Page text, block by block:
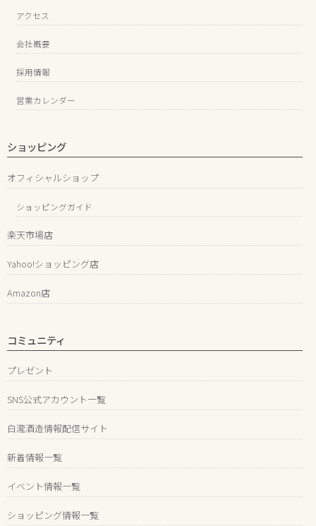
アクセス
会社概要
採用情報
営業カレンダー
ショッピング
オフィシャルショップ
ショッピングガイド
楽天市場店
Yahoo!ショッピング店
Amazon店
コミュニティ
プレゼント
SNS公式アカウント一覧
白瀧酒造情報配信サイト
新着情報一覧
イベント情報一覧
ショッピング情報一覧